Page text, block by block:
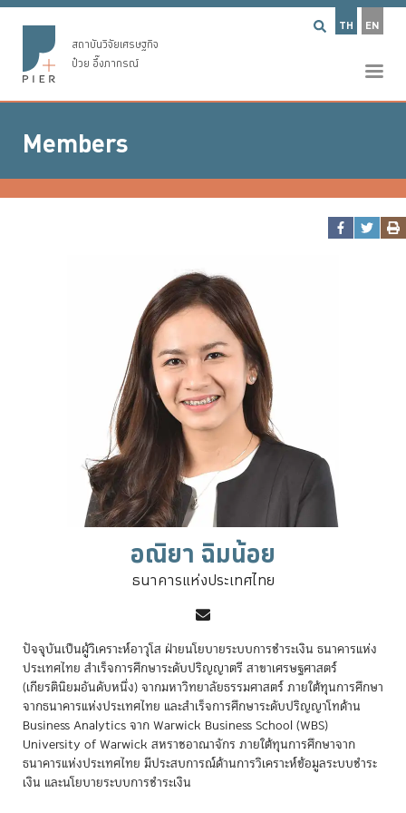
TH EN
สถาบันวิจัยเศรษฐกิจ
ป๋วย อึ๊งภากรณ์
Members
อณิยา ฉิมน้อย
ธนาคารแห่งประเทศไทย
ปัจจุบันเป็นผู้วิเคราะห์อาวุโส ฝ่ายนโยบายระบบการชำระเงิน ธนาคารแห่ง
ประเทศไทย สำเร็จการศึกษาระดับปริญญาตรี สาขาเศรษฐศาสตร์
(เกียรตินิยมอันดับหนึ่ง) จากมหาวิทยาลัยธรรมศาสตร์ ภายใต้ทุนการศึกษา
จากธนาคารแห่งประเทศไทย และสำเร็จการศึกษาระดับปริญญาโทด้าน
Business Analytics จาก Warwick Business School (WBS)
University of Warwick สหราชอาณาจักร ภายใต้ทุนการศึกษาจาก
ธนาคารแห่งประเทศไทย มีประสบการณ์ด้านการวิเคราะห์ข้อมูลระบบชำระ
เงิน และนโยบายระบบการชำระเงิน